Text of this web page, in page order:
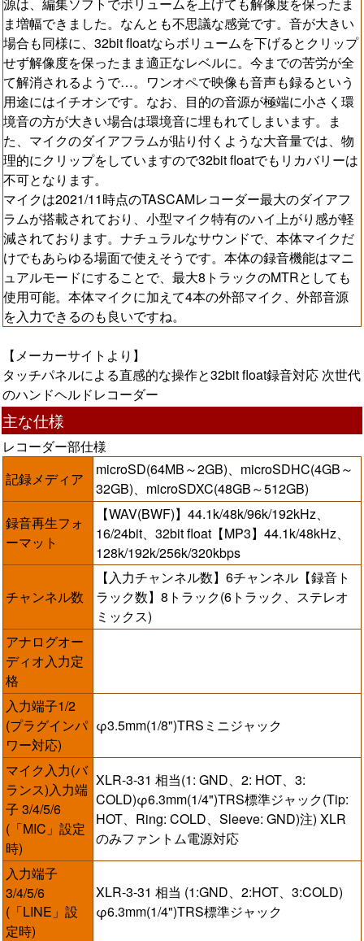
ま増幅できました。なんとも不思議な感覚です。音が大きい
場合も同様に、32bit floatならボリュームを下げるとクリップ
せず解像度を保ったまま適正なレベルに。今までの苦労が全
て解消されるようで…。ワンオペで映像も音声も録るという
用途にはイチオシです。なお、目的の音源が極端に小さく環
境音の方が大きい場合は環境音に埋もれてしまいます。ま
た、マイクのダイアフラムが貼り付くような大音量では、物
理的にクリップをしていますので32bit floatでもリカバリーは
不可となります。
マイクは2021/11時点のTASCAMレコーダー最大のダイアフ
ラムが搭載されており、小型マイク特有のハイ上がり感が軽
減されております。ナチュラルなサウンドで、本体マイクだ
けでもあらゆる場面で使えそうです。本体の録音機能はマニ
ュアルモードにすることで、最大8トラックのMTRとしても
使用可能。本体マイクに加えて4本の外部マイク、外部音源
を入力できるのも良いですね。
【メーカーサイトより】
タッチパネルによる直感的な操作と32bit float録音対応 次世代
のハンドヘルドレコーダー
主な仕様
レコーダー部仕様
記録メディア
microSD(64MB～2GB)、microSDHC(4GB～
32GB)、microSDXC(48GB～512GB)
録音再生フォ
ーマット
【WAV(BWF)】44.1k/48k/96k/192kHz、
16/24bit、32bit float【MP3】44.1k/48kHz、
128k/192k/256k/320kbps
チャンネル数
【入力チャンネル数】6チャンネル【録音ト
ラック数】8トラック(6トラック、ステレオ
ミックス)
アナログオー
ディオ入力定
格
入力端子1/2
(プラグインパ
ワー対応)
φ3.5mm(1/8")TRSミニジャック
マイク入力(バ
ランス)入力端
子 3/4/5/6
(「MIC」設定
時)
XLR-3-31 相当(1: GND、2: HOT、3:
COLD)φ6.3mm(1/4")TRS標準ジャック(Tip:
HOT、Ring: COLD、Sleeve: GND)注) XLR
のみファントム電源対応
入力端子
3/4/5/6
(「LINE」設
定時)
XLR-3-31 相当 (1:GND、2:HOT、3:COLD)
φ6.3mm(1/4")TRS標準ジャック